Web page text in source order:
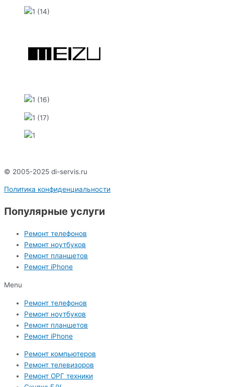
© 2005-2025 di-servis.ru
Политика конфиденциальности
Популярные услуги
Ремонт телефонов
Ремонт ноутбуков
Ремонт планшетов
Ремонт iPhone
Menu
Ремонт телефонов
Ремонт ноутбуков
Ремонт планшетов
Ремонт iPhone
Ремонт компьютеров
Ремонт телевизоров
Ремонт ОРГ техники